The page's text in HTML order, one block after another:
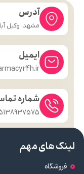
آدرس
مشهد، وکیل
ایمیل
شماره
05138937575 و
لینک های مهم
فروشگاه